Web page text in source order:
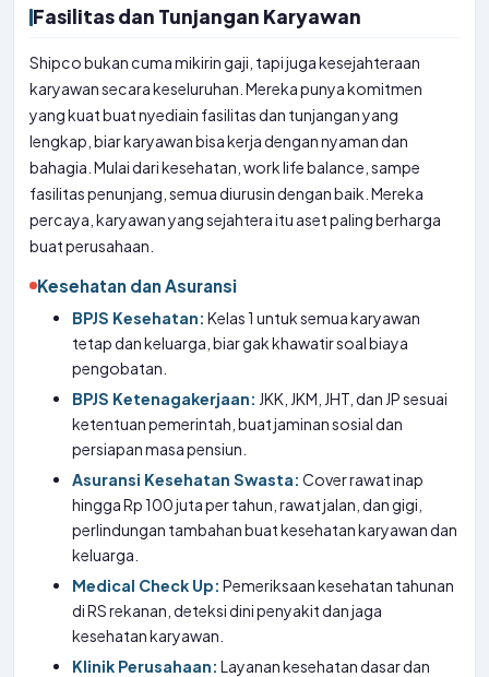
Fasilitas dan Tunjangan Karyawan
Shipco bukan cuma mikirin gaji, tapi juga kesejahteraan
karyawan secara keseluruhan. Mereka punya komitmen
yang kuat buat nyediain fasilitas dan tunjangan yang
lengkap, biar karyawan bisa kerja dengan nyaman dan
bahagia. Mulai dari kesehatan, work life balance, sampe
fasilitas penunjang, semua diurusin dengan baik. Mereka
percaya, karyawan yang sejahtera itu aset paling berharga
buat perusahaan.
Kesehatan dan Asuransi
BPJS Kesehatan: Kelas 1 untuk semua karyawan
tetap dan keluarga, biar gak khawatir soal biaya
pengobatan.
BPJS Ketenagakerjaan: JKK, JKM, JHT, dan JP sesuai
ketentuan pemerintah, buat jaminan sosial dan
persiapan masa pensiun.
Asuransi Kesehatan Swasta: Cover rawat inap
hingga Rp 100 juta per tahun, rawat jalan, dan gigi,
perlindungan tambahan buat kesehatan karyawan dan
keluarga.
Medical Check Up: Pemeriksaan kesehatan tahunan
di RS rekanan, deteksi dini penyakit dan jaga
kesehatan karyawan.
Klinik Perusahaan: Layanan kesehatan dasar dan